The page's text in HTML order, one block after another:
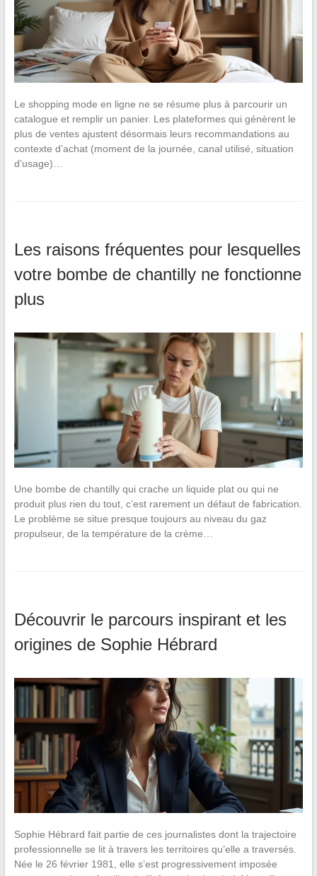
Le shopping mode en ligne ne se résume plus à parcourir un
catalogue et remplir un panier. Les plateformes qui génèrent le
plus de ventes ajustent désormais leurs recommandations au
contexte d’achat (moment de la journée, canal utilisé, situation
d’usage)…
Les raisons fréquentes pour lesquelles
votre bombe de chantilly ne fonctionne
plus
Une bombe de chantilly qui crache un liquide plat ou qui ne
produit plus rien du tout, c’est rarement un défaut de fabrication.
Le problème se situe presque toujours au niveau du gaz
propulseur, de la température de la crème…
Découvrir le parcours inspirant et les
origines de Sophie Hébrard
Sophie Hébrard fait partie de ces journalistes dont la trajectoire
professionnelle se lit à travers les territoires qu’elle a traversés.
Née le 26 février 1981, elle s’est progressivement imposée